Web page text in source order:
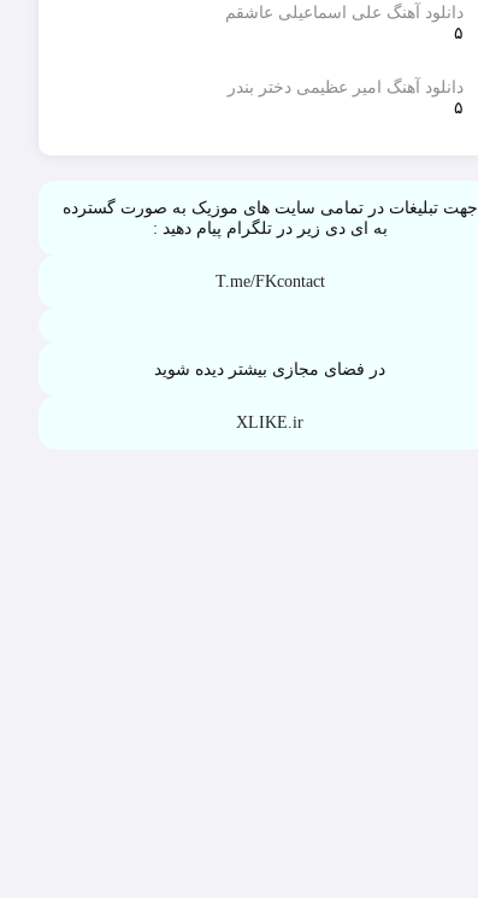
دانلود آهنگ علی اسماعیلی عاشقم
۵
دانلود آهنگ امیر عظیمی دختر بندر
۵
جهت تبلیغات در تمامی سایت های موزیک به صورت گسترده
به ای دی زیر در تلگرام پیام دهید :
T.me/FKcontact
در فضای مجازی بیشتر دیده شوید
XLIKE.ir